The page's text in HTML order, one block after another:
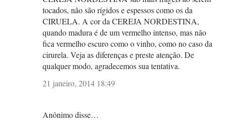
tocados, não são rígidos e espessos como os da
CIRUELA. A cor da CEREJA NORDESTINA,
quando madura é de um vermelho intenso, mas não
fica vermelho escuro como o vinho, como no caso da
cirurela. Veja as diferenças e preste atenção. De
qualquer modo, agradecemos sua tentativa.
21 janeiro, 2014 18:49
Anônimo disse…